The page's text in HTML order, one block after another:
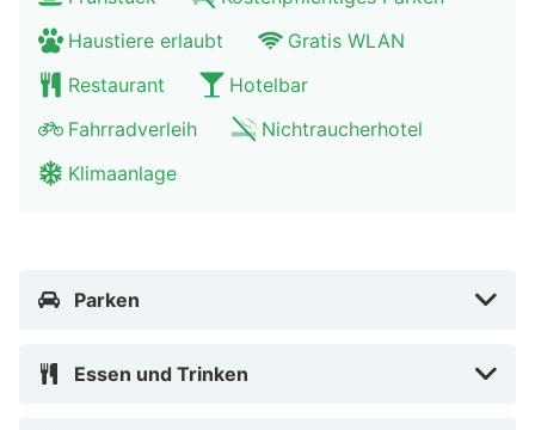
Zentrum erreichen!
Haustiere erlaubt
Gratis WLAN
Restaurant
Hotelbar
Fahrradverleih
Nichtraucherhotel
Klimaanlage
Parken
Essen und Trinken